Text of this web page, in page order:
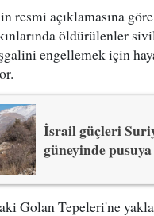
resmi açıklamasına
öldürülenler
engellemek için
İsrail güçleri
güneyinde
Golan Tepeleri'ne